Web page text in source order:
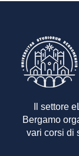
Il settore
Bergamo
vari corsi di